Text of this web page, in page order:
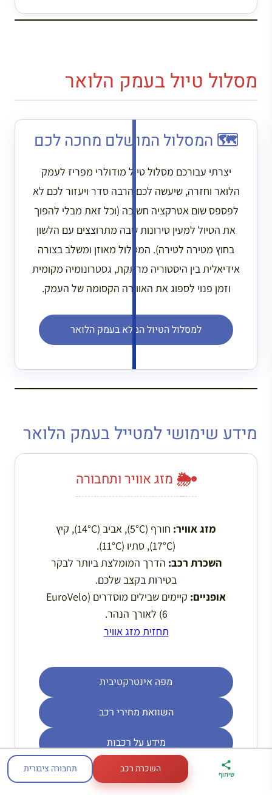
מסלול טיול בעמק הלואר
🗺️ המסלול המושלם מחכה לכם
יצרתי עבורכם מסלול טיול מודולרי מפריז לעמק
הלואר וחזרה, שיעשה לכם הרבה סדר ויעזור לכם לא
לפספס שום אטרקציה חשובה (וכל זאת מבלי להפוך
את הטיול למעין טירונות שבה מתרוצצים עם הלשון
בחוץ מטירה לטירה). המסלול מאוזן ומשלב בצורה
אידיאלית בין היסטוריה מרתקת, גסטרונומיה מקומית
וזמן פנוי לספוג את האווירה הקסומה של העמק.
למסלול הטיול המלא בעמק הלואר
מידע שימושי למטייל בעמק הלואר
🌦️ מזג אוויר ותחבורה
מזג אוויר:
חורף (5°C), אביב (14°C), קיץ
(17°C), סתיו (11°C).
השכרת רכב: הדרך המומלצת ביותר לבקר
בטירות בקצב שלכם.
אופניים:
קיימים שבילים מוסדרים (EuroVelo
6) לאורך הנהר.
תחזית מזג אוויר
מפה אינטרקטיבית
השוואת מחירי רכב
מידע על רכבות
ארגז הכלים שלי
לטיול בצרפת
מדריך פריז
במתנה
דברו
איתי בווטסאפ
שיתוף השכרת רכב תחבורה ציבורית